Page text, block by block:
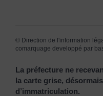
© Direction de l'information
comarquage developpé par
La préfecture ne
la carte grise,
d’immatriculation.